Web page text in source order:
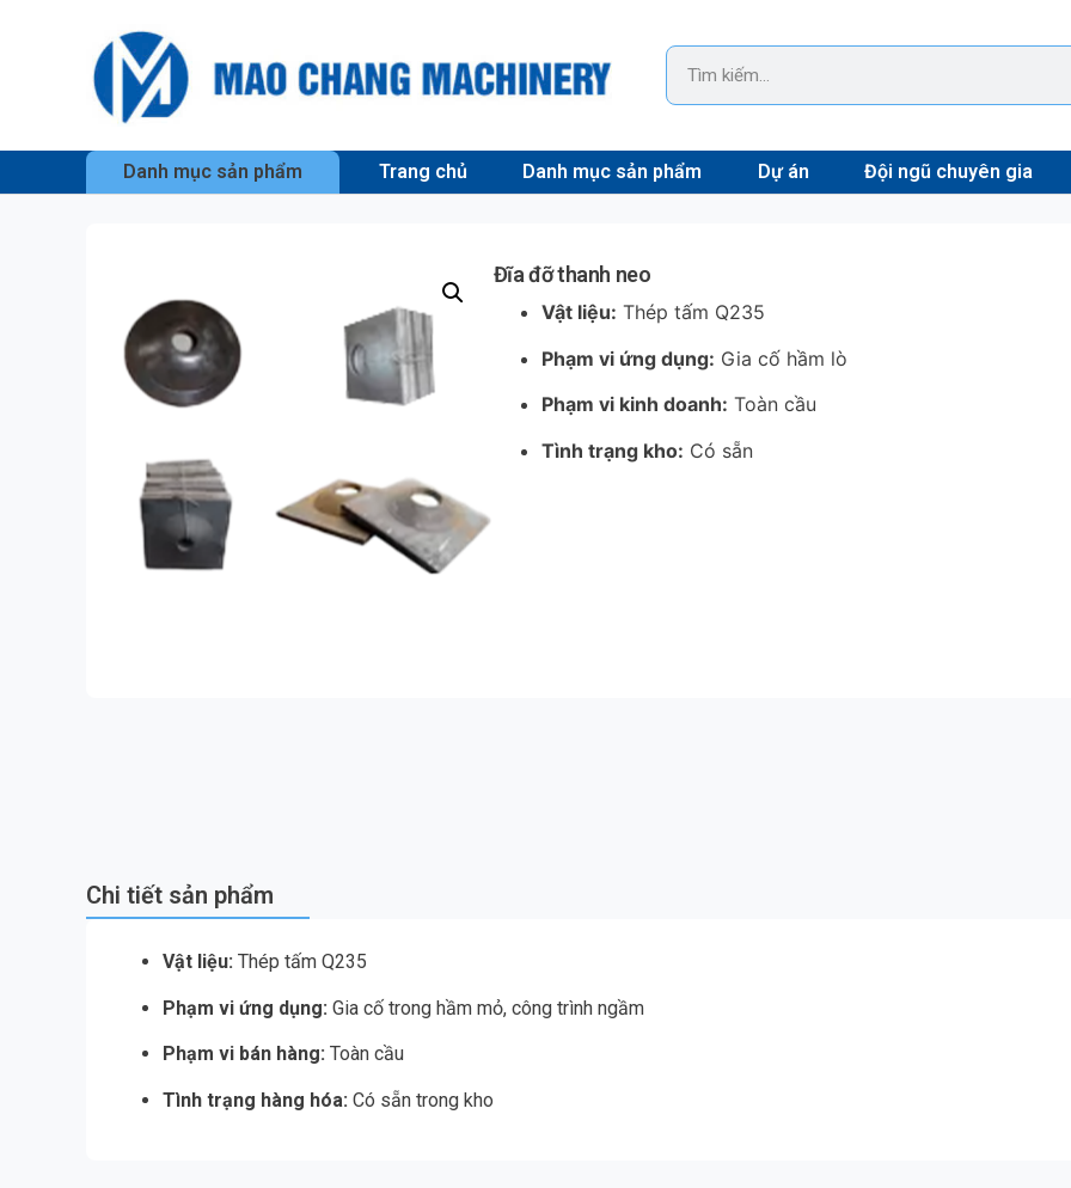
Danh mục sản phẩm Trang chủ Danh mục sản phẩm Dự án Đội ngũ chuyên gia
Đĩa đỡ thanh neo
Vật liệu: Thép tấm Q235
Phạm vi ứng dụng: Gia cố hầm lò
Phạm vi kinh doanh: Toàn cầu
Tình trạng kho: Có sẵn
Chi tiết sản phẩm
Vật liệu: Thép tấm Q235
Phạm vi ứng dụng: Gia cố trong hầm mỏ, công trình ngầm
Phạm vi bán hàng: Toàn cầu
Tình trạng hàng hóa: Có sẵn trong kho